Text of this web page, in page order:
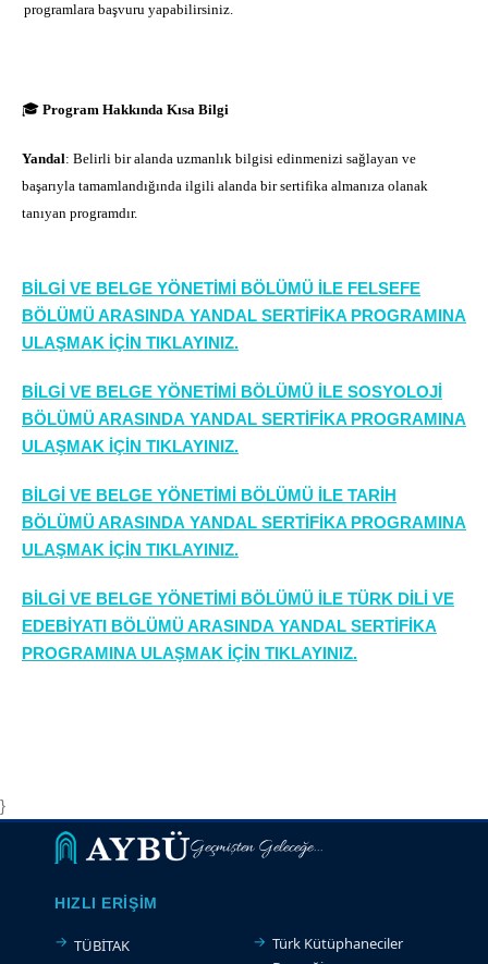
programlara başvuru yapabilirsiniz.
🎓 Program Hakkında Kısa Bilgi
Yandal: Belirli bir alanda uzmanlık bilgisi edinmenizi sağlayan ve
başarıyla tamamlandığında ilgili alanda bir sertifika almanıza olanak
tanıyan programdır.
BİLGİ VE BELGE YÖNETİMİ BÖLÜMÜ İLE FELSEFE
BÖLÜMÜ ARASINDA YANDAL SERTİFİKA PROGRAMINA
ULAŞMAK İÇİN TIKLAYINIZ.
BİLGİ VE BELGE YÖNETİMİ BÖLÜMÜ İLE SOSYOLOJİ
BÖLÜMÜ ARASINDA YANDAL SERTİFİKA PROGRAMINA
ULAŞMAK İÇİN TIKLAYINIZ.
BİLGİ VE BELGE YÖNETİMİ BÖLÜMÜ İLE TARİH
BÖLÜMÜ ARASINDA YANDAL SERTİFİKA PROGRAMINA
ULAŞMAK İÇİN TIKLAYINIZ.
BİLGİ VE BELGE YÖNETİMİ BÖLÜMÜ İLE TÜRK DİLİ VE
EDEBİYATI BÖLÜMÜ ARASINDA YANDAL SERTİFİKA
PROGRAMINA ULAŞMAK İÇİN TIKLAYINIZ.
}
Geçmişten Geleceğe...
HIZLI ERIŞIM
TÜBİTAK
Türk Kütüphaneciler